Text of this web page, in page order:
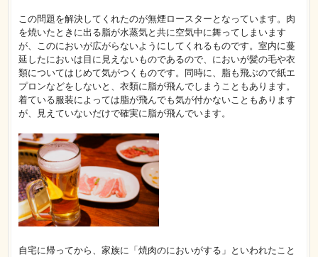
この問題を解決してくれたのが無煙ロースターとなっています。肉
を焼いたときに出る脂が水蒸気と共に空気中に舞ってしまいます
が、このにおいが広がらないようにしてくれるものです。室内に蔓
延したにおいは目に見えないものであるので、においが髪の毛や衣
類についてはじめて気がつくものです。同時に、脂も飛ぶので紙エ
プロンなどをしないと、衣類に脂が飛んでしまうこともあります。
着ている服装によっては脂が飛んでも気が付かないこともあります
が、見えていないだけで確実に脂が飛んでいます。
自宅に帰ってから、家族に「焼肉のにおいがする」といわれたこと